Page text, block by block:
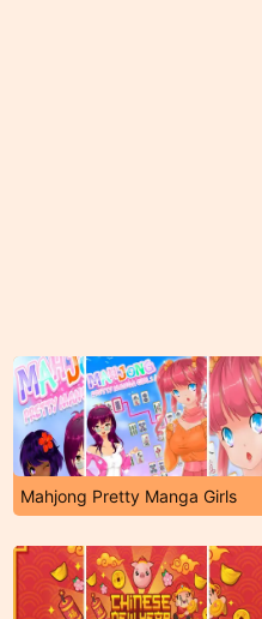
Mahjong Pretty Manga Girls